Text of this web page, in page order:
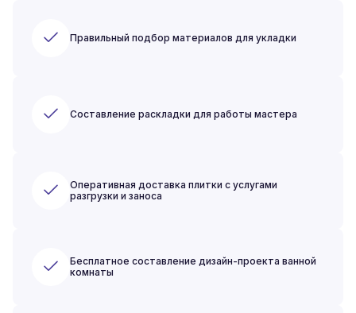
Правильный подбор материалов для укладки
Составление раскладки для работы мастера
Оперативная доставка плитки с услугами
разгрузки и заноса
Бесплатное составление дизайн-проекта ванной
комнаты